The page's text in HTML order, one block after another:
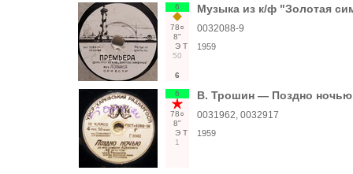
6
78○
8"
Э Т
50
6
Музыка из к/ф "Золотая
0032088-9
1959
6
78○
8"
Э Т
1
В. Трошин — Поздно
0031962, 0032917
1959